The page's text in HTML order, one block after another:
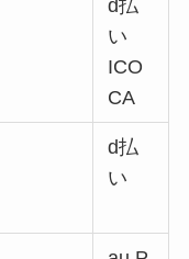
d払
い
ICO
CA
d払
い